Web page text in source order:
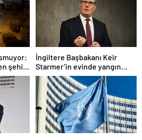
şehir
İngiltere Başbakanı Keir
Starmer’in evinde yangın
çıktı